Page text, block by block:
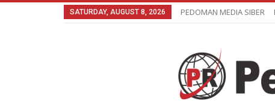
SATURDAY, AUGUST 8, 2026 PEDOMAN MEDIA SIBER